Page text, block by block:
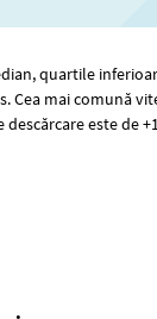
quartile
Cea mai comună
este de